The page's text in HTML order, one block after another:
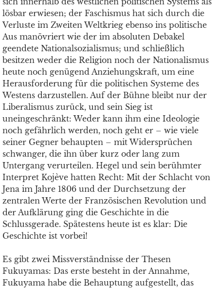
lösbar erwiesen; der Faschismus hat sich durch die
Verluste im Zweiten Weltkrieg ebenso ins politische
Aus manövriert wie der im absoluten Debakel
geendete Nationalsozialismus; und schließlich
besitzen weder die Religion noch der Nationalismus
heute noch genügend Anziehungskraft, um eine
Herausforderung für die politischen Systeme des
Westens darzustellen. Auf der Bühne bleibt nur der
Liberalismus zurück, und sein Sieg ist
uneingeschränkt: Weder kann ihm eine Ideologie
noch gefährlich werden, noch geht er – wie viele
seiner Gegner behaupten – mit Widersprüchen
schwanger, die ihn über kurz oder lang zum
Untergang verurteilen. Hegel und sein berühmter
Interpret Kojève hatten Recht: Mit der Schlacht von
Jena im Jahre 1806 und der Durchsetzung der
zentralen Werte der Französischen Revolution und
der Aufklärung ging die Geschichte in die
Schlussgerade. Spätestens heute ist es klar: Die
Geschichte ist vorbei!
Es gibt zwei Missverständnisse der Thesen
Fukuyamas: Das erste besteht in der Annahme,
Fukuyama habe die Behauptung aufgestellt, das